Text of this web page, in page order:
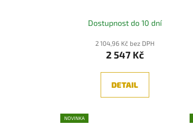
Dostupnost do 10 dní
2 104,96 Kč bez DPH
2 547 Kč
DETAIL
NOVINKA